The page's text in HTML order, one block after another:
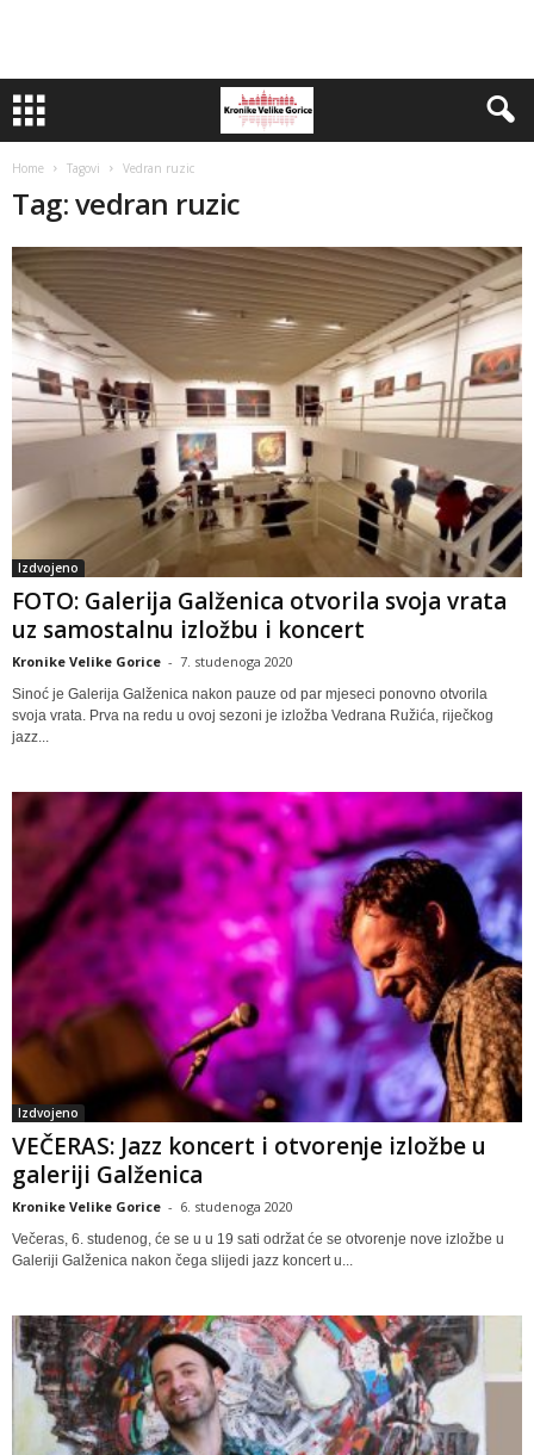
Home Tagovi Vedran ruzic
Tag: vedran ruzic
Izdvojeno
FOTO: Galerija Galženica otvorila svoja vrata
uz samostalnu izložbu i koncert
Kronike Velike Gorice - 7. studenoga 2020
Sinoć je Galerija Galženica nakon pauze od par mjeseci ponovno otvorila
svoja vrata. Prva na redu u ovoj sezoni je izložba Vedrana Ružića, riječkog
jazz...
Izdvojeno
VEČERAS: Jazz koncert i otvorenje izložbe u
galeriji Galženica
Kronike Velike Gorice - 6. studenoga 2020
Večeras, 6. studenog, će se u u 19 sati održat će se otvorenje nove izložbe u
Galeriji Galženica nakon čega slijedi jazz koncert u...